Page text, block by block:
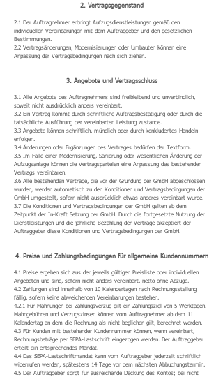
2. Vertragsgegenstand
2.1 Der Auftragnehmer erbringt Aufzugsdienstleistungen gemäß den
individuellen Vereinbarungen mit dem Auftraggeber und den gesetzlichen
Bestimmungen.
2.2 Vertragsänderungen, Modernisierungen oder Umbauten können eine
Anpassung der Vertragsbedingungen nach sich ziehen.
3. Angebote und Vertragsschluss
3.1 Alle Angebote des Auftragnehmers sind freibleibend und unverbindlich,
soweit nicht ausdrücklich anders vereinbart.
3.2 Ein Vertrag kommt durch schriftliche Auftragsbestätigung oder durch die
tatsächliche Ausführung der vereinbarten Leistung zustande.
3.3 Angebote können schriftlich, mündlich oder durch konkludentes Handeln
erfolgen.
3.4 Änderungen oder Ergänzungen des Vertrages bedürfen der Textform.
3.5 Im Falle einer Modernisierung, Sanierung oder wesentlichen Änderung der
Aufzugsanlage können die Vertragsparteien eine Anpassung des bestehenden
Vertrags vereinbaren.
3.6 Alle bestehenden Verträge, die vor der Gründung der GmbH abgeschlossen
wurden, werden automatisch zu den Konditionen und Vertragsbedingungen der
GmbH umgestellt, sofern nicht ausdrücklich etwas anderes vereinbart wurde.
3.7 Die Konditionen und Vertragsbedingungen der GmbH gelten ab dem
Zeitpunkt der In-Kraft Setzung der GmbH. Durch die fortgesetzte Nutzung der
Dienstleistungen und die jährliche Bezahlung der Verträge akzeptiert der
Auftraggeber diese Konditionen und Vertragsbedingungen der GmbH.
4. Preise und Zahlungsbedingungen für allgemeine Kundennummern
4.1 Preise ergeben sich aus der jeweils gültigen Preisliste oder individuellen
Angeboten und sind, sofern nicht anders vereinbart, netto ohne Abzüge.
4.2 Zahlungen sind innerhalb von 10 Kalendertagen nach Rechnungsstellung
fällig, sofern keine abweichenden Vereinbarungen bestehen.
4.2.1 Für Mahnungen bei Zahlungsverzug gilt ein Zahlungsziel von 5 Werktagen.
Mahngebühren und Verzugszinsen können vom Auftragnehmer ab dem 11
Kalendertag an dem die Rechnung als nicht beglichen gilt, berechnet werden.
4.3 Für Kunden mit bestehender Kundennummer können, wenn vereinbart,
Rechnungsbeträge per SEPA-Lastschrift eingezogen werden. Der Auftraggeber
erteilt ein entsprechendes Mandat.
4.4 Das SEPA-Lastschriftmandat kann vom Auftraggeber jederzeit schriftlich
widerrufen werden, spätestens 14 Tage vor dem nächsten Abbuchungstermin.
4.5 Der Auftraggeber sorgt für ausreichende Deckung des Kontos; bei nicht